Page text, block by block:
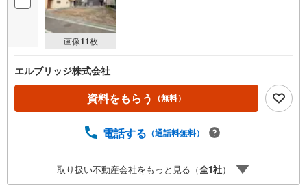
画像11枚
エルブリッジ株式会社
資料をもらう （無料）
電話する （通話料無料）
取り扱い不動産会社をもっと見る（全1社）